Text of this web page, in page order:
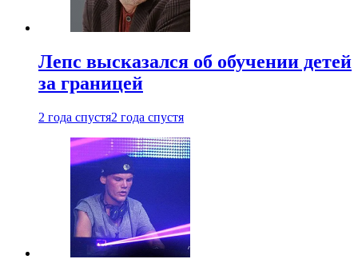
Лепс высказался об обучении детей
за границей
2 года спустя2 года спустя